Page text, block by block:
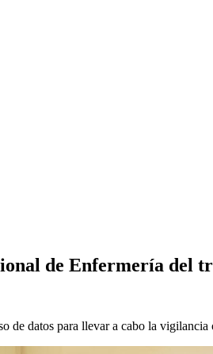
de Enfermería del
de datos para llevar a cabo la